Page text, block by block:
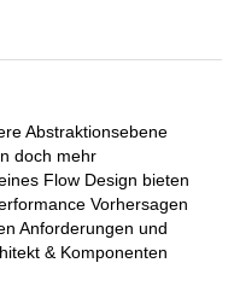
Abstraktionsebene
doch mehr
Flow Design bieten
Vorhersagen
Anforderungen und
& Komponenten